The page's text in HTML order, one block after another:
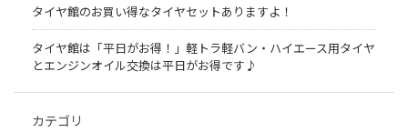
タイヤ館のお買い得なタイヤセットありますよ！
タイヤ館は「平日がお得！」軽トラ軽バン・ハイエース用タイヤ
とエンジンオイル交換は平日がお得です♪
カテゴリ